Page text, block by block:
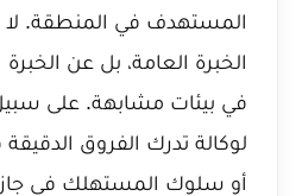
المستهدف في المنطقة.
الخبرة العامة، بل عن الخبرة
في بيئات مشابهة. على سبيل
لوكالة تدرك الفروق
أو سلوك المستهلك في